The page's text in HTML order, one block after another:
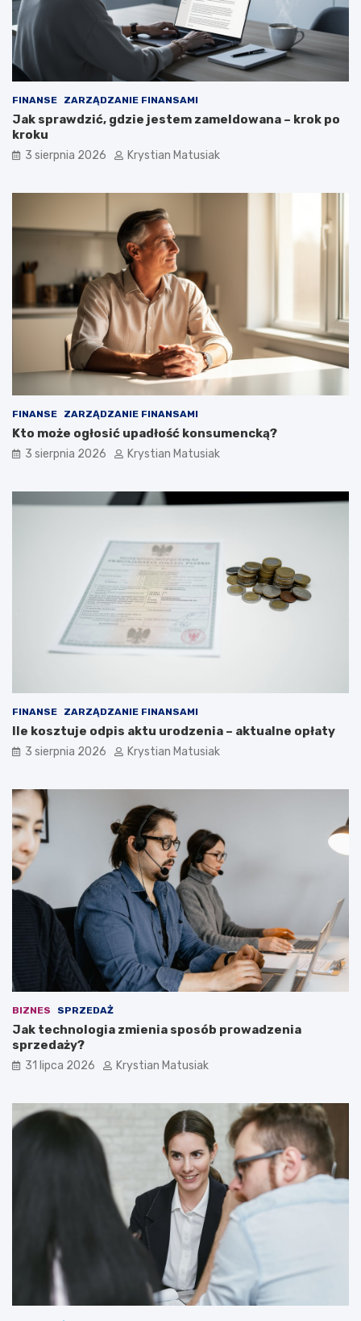
FINANSE ZARZĄDZANIE FINANSAMI
Jak sprawdzić, gdzie jestem zameldowana – krok po
kroku
3 sierpnia 2026 Krystian Matusiak
FINANSE ZARZĄDZANIE FINANSAMI
Kto może ogłosić upadłość konsumencką?
3 sierpnia 2026 Krystian Matusiak
FINANSE ZARZĄDZANIE FINANSAMI
Ile kosztuje odpis aktu urodzenia – aktualne opłaty
3 sierpnia 2026 Krystian Matusiak
BIZNES SPRZEDAŻ
Jak technologia zmienia sposób prowadzenia
sprzedaży?
31 lipca 2026 Krystian Matusiak